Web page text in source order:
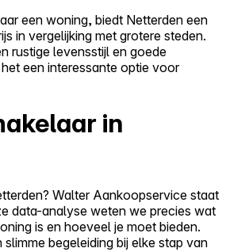
een woning, biedt Netterden een
in vergelijking met grotere steden.
rustige levensstijl en goede
een interessante optie voor
in
Walter Aankoopservice staat
data-analyse weten we precies wat
is en hoeveel je moet bieden.
begeleiding bij elke stap van